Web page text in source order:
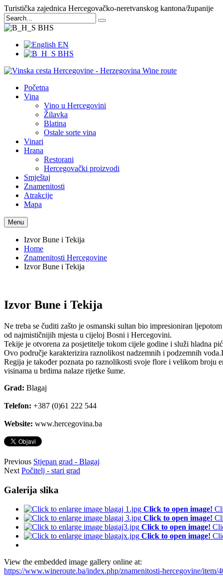
Turistička zajednica Hercegovačko-neretvanskog kantona/županije
BHS
EN
BHS
Početna
Vina
Vino u Hercegovini
Žilavka
Blatina
Ostale sorte vina
Vinari
Hrana
Restorani
Hercegovački proizvodi
Smještaj
Znamenitosti
Atrakcije
Mapa
Menu
Izvor Bune i Tekija
Home
Znamenitosti Hercegovine
Izvor Bune i Tekija
Izvor Bune i Tekija
Ne treba se čuditi zašto je osmanski sultan bio impresioniran
od najmističnijih mjesta u cijeloj Bosni i Hercegovini.
Tekije je otvorena za posjetitelje tokom cijele godine i služi hladna
Ovo područje karakterizira raznolikost nadzemnih i podzemnih
Regija je također poznata po raznolikosti svoje flore i velikom broju
visinama u brdima nalaze rijetke šume.
Grad: Blagaj
Telefon: +387 (0)61 222 544
Website: www.hercegovina.ba
Previous Stjepan grad - Blagaj
Next Počitelj - stari grad
Galerija slika
Click to open image!
Click to open image!
Click to open image!
Click to open image!
View the embedded image gallery online at:
https://www.wineroute.ba/index.php/znamenitosti-hercegovine/